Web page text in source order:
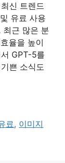
신 트렌드
유료 사용
최근 많은 분
율을 높이
GPT-5를
쁜 소식도
료 , 이미지